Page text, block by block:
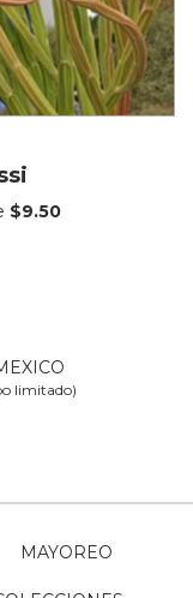
$9.50
limitado)
MAYOREO